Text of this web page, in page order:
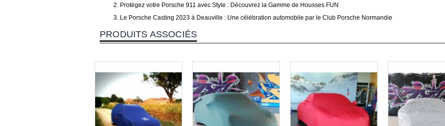
Protégez votre Porsche 911 avec Style : Découvrez la Gamme de Housses FUN
Le Porsche Casting 2023 à Deauville : Une célébration automobile par le Club Porsche Normandie
PRODUITS ASSOCIÉS